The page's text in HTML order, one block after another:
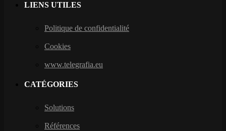
LIENS UTILES
Politique de confidentialité
Cookies
www.telegrafia.eu
CATÉGORIES
Solutions
Références